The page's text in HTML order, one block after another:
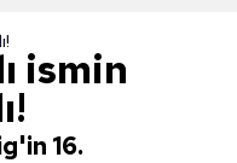
ismin
16.